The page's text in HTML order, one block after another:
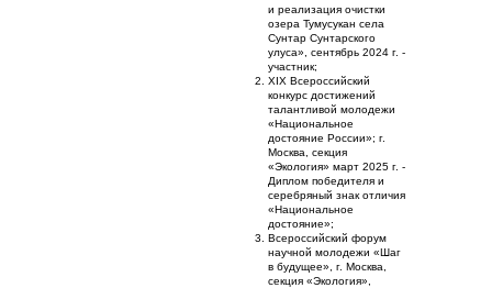
и реализация очистки
озера Тумусукан села
Сунтар Сунтарского
улуса», сентябрь 2024 г. -
участник;
ХIХ Всероссийский
конкурс достижений
талантливой молодежи
«Национальное
достояние России»; г.
Москва, секция
«Экология» март 2025 г. -
Диплом победителя и
серебряный знак отличия
«Национальное
достояние»;
Всероссийский форум
научной молодежи «Шаг
в будущее», г. Москва,
секция «Экология»,